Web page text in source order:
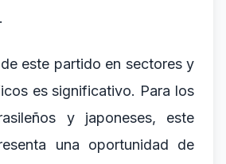
este partido en sectores y
es significativo. Para los
y japoneses, este
una oportunidad de